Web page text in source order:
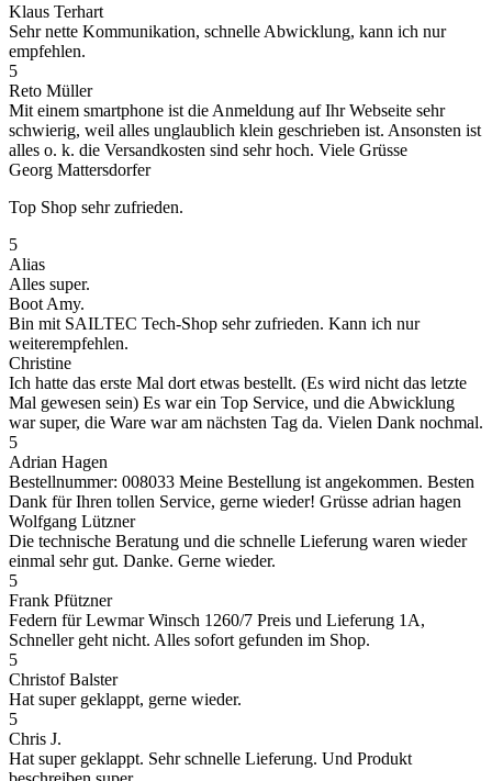
Klaus Terhart
Sehr nette Kommunikation, schnelle Abwicklung, kann ich nur
empfehlen.
5
Reto Müller
Mit einem smartphone ist die Anmeldung auf Ihr Webseite sehr
schwierig, weil alles unglaublich klein geschrieben ist. Ansonsten ist
alles o. k. die Versandkosten sind sehr hoch. Viele Grüsse
Georg Mattersdorfer
Top Shop sehr zufrieden.
5
Alias
Alles super.
Boot Amy.
Bin mit SAILTEC Tech-Shop sehr zufrieden. Kann ich nur
weiterempfehlen.
Christine
Ich hatte das erste Mal dort etwas bestellt. (Es wird nicht das letzte
Mal gewesen sein) Es war ein Top Service, und die Abwicklung
war super, die Ware war am nächsten Tag da. Vielen Dank nochmal.
5
Adrian Hagen
Bestellnummer: 008033 Meine Bestellung ist angekommen. Besten
Dank für Ihren tollen Service, gerne wieder! Grüsse adrian hagen
Wolfgang Lützner
Die technische Beratung und die schnelle Lieferung waren wieder
einmal sehr gut. Danke. Gerne wieder.
5
Frank Pfützner
Federn für Lewmar Winsch 1260/7 Preis und Lieferung 1A,
Schneller geht nicht. Alles sofort gefunden im Shop.
5
Christof Balster
Hat super geklappt, gerne wieder.
5
Chris J.
Hat super geklappt. Sehr schnelle Lieferung. Und Produkt